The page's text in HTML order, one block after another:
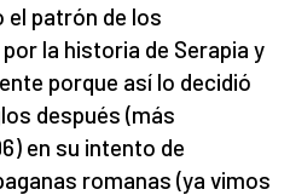
el patrón de los
la historia de Serapia y
porque así lo decidió
después (más
en su intento de
romanas (ya vimos